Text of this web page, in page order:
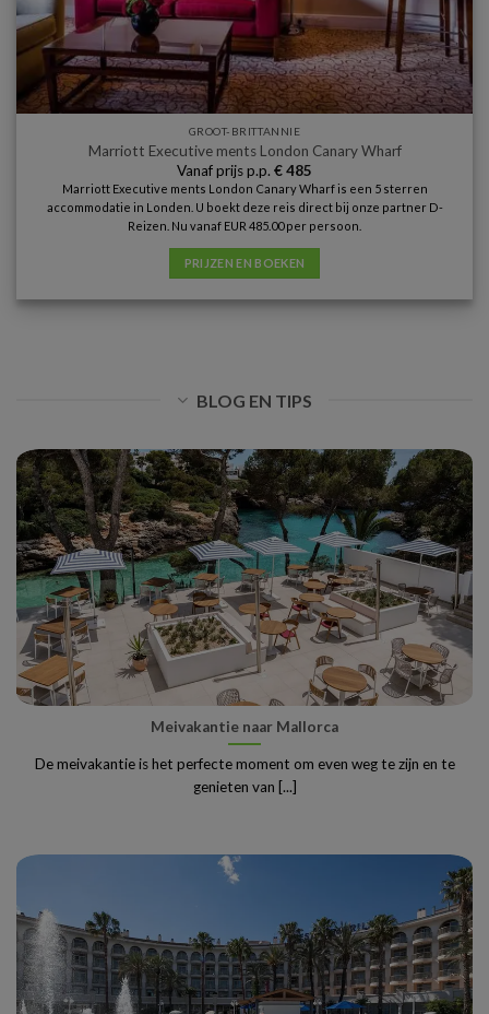
GROOT-BRITTANNIE
Marriott Executive ments London Canary Wharf
Vanaf prijs p.p. €485
Marriott Executive ments London Canary Wharf is een 5 sterren
accommodatie in Londen. U boekt deze reis direct bij onze partner D-
Reizen. Nu vanaf EUR 485.00 per persoon.
PRIJZEN EN BOEKEN
BLOG EN TIPS
Meivakantie naar Mallorca
De meivakantie is het perfecte moment om even weg te zijn en te
genieten van [...]